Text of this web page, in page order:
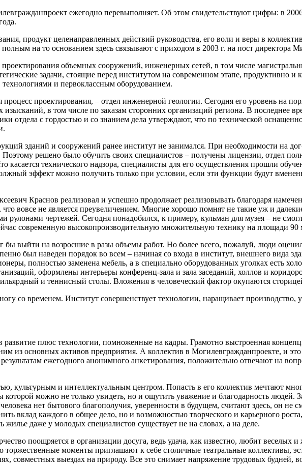
ежегодно перевыполняет. Об этом свидетельствуют цифры: в
продукт целенаправленных действий руководства, его воли и веры в
на то основанием здесь связывают с приходом в 2003 г. на пост директора
объемных сооружений, инженерных сетей, в том числе
задачи, стоящие перед институтом на современном этапе, продуктивно и
и первоклассным оборудованием.
проектирования, – отдел инженерной геологии. Сегодня его уровень на
изысканий, в том числе по заказам сторонних организаций региона. В последнее
отдела с гордостью и со знанием дела утверждают, что по технической
зданий и сооружений ранее институт не занимался. При необходимости на
решено было обучить своих специалистов – получены лицензии, отдел
касается технического надзора, специалисты для его осуществления прошли
эффект можно получить только при условии, если эти функции будут
Краснов реализовал и успешно продолжает реализовывать благодаря
вовсе не является преувеличением. Многие хорошо помнят не такие уж и
рулонами чертежей. Сегодня понадобился, к примеру, кульман для музея – не
современную высокопроизводительную множительную технику на площади 90
бы выйти на возросшие в разы объемы работ. Но более всего, пожалуй, люди
был наведен порядок во всем – начиная со входа в институт, внешнего вида
полностью заменена мебель, а в специально оборудованных уголках есть
оформлены интерьеры конференц-зала и зала заседаний, холлов и
и теннисный столы. Вложения в человеческий фактор окупаются
со временем. Институт совершенствует технологии, наращивает производство,
развитие плюс технологии, помноженные на кадры. Грамотно выстроенная
из основных активов предприятия. А коллектив в Могилевгражданпроекте, и
ежегодного анонимного анкетирования, положительно отвечают на
культурным и интеллектуальным центром. Попасть в его коллектив мечтают
которой можно не только увидеть, но и ощутить уважение и благодарность людей.
нет бытового благополучия, уверенности в будущем, считают здесь, он не
вклад каждого в общее дело, но и возможностью творческого и карьерного
даже у молодых специалистов существует не на словах, а на деле.
поощряется в организации досуга, ведь удача, как известно, любит веселых
моменты приглашают к себе столичные театральные коллективы,
совместных выездах на природу. Все это снимает напряжение трудовых будней,